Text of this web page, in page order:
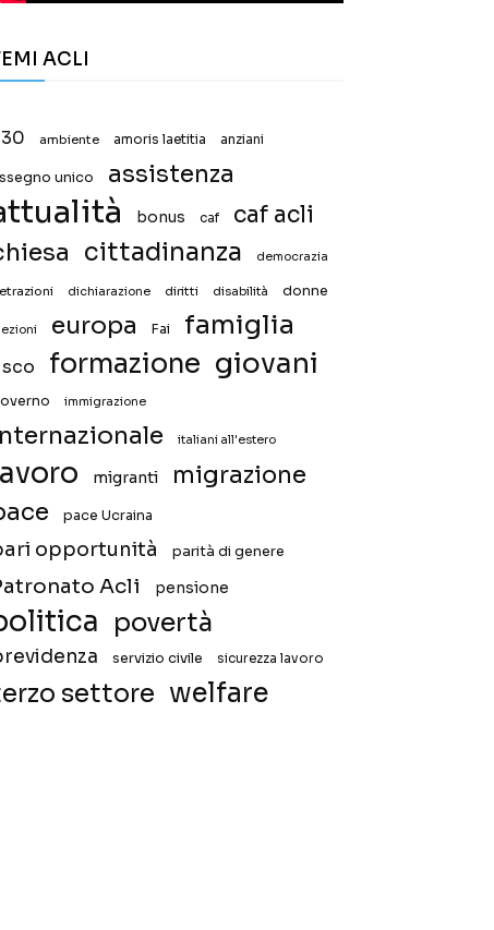
ACLI
ambiente amoris laetitia anziani
unico assistenza
bonus caf caf acli
cittadinanza democrazia
dichiarazione diritti disabilità donne
europa Fai famiglia
formazione giovani
immigrazione
italiani all'estero
migranti
migrazione
pace Ucraina
opportunità parità di genere
Acli pensione
povertà
servizio civile sicurezza lavoro
settore welfare